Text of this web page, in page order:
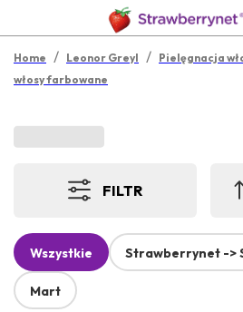
Home / Leonor Greyl / Pielęgnacja
włosy farbowane
FILTR
Wszystkie Strawberrynet ->
Mart